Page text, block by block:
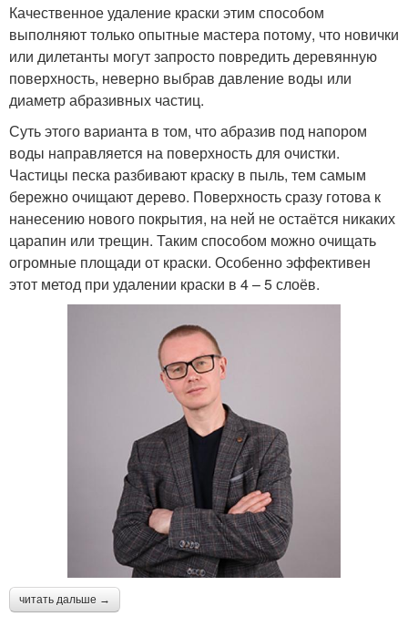
Качественное удаление краски этим способом
выполняют только опытные мастера потому, что новички
или дилетанты могут запросто повредить деревянную
поверхность, неверно выбрав давление воды или
диаметр абразивных частиц.
Суть этого варианта в том, что абразив под напором
воды направляется на поверхность для очистки.
Частицы песка разбивают краску в пыль, тем самым
бережно очищают дерево. Поверхность сразу готова к
нанесению нового покрытия, на ней не остаётся никаких
царапин или трещин. Таким способом можно очищать
огромные площади от краски. Особенно эффективен
этот метод при удалении краски в 4 – 5 слоёв.
читать дальше →